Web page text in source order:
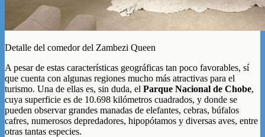
Detalle del comedor del Zambezi Queen
A pesar de estas características geográficas tan poco favorables, sí
que cuenta con algunas regiones mucho más atractivas para el
turismo. Una de ellas es, sin duda, el Parque Nacional de Chobe,
cuya superficie es de 10.698 kilómetros cuadrados, y donde se
pueden observar grandes manadas de elefantes, cebras, búfalos
cafres, numerosos depredadores, hipopótamos y diversas aves, entre
otras tantas especies.